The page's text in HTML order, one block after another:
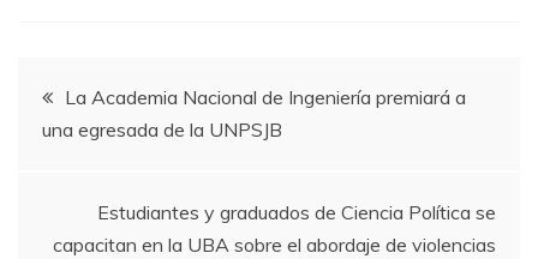
Navegación
de
entradas
La Academia Nacional de Ingeniería premiará a
una egresada de la UNPSJB
Estudiantes y graduados de Ciencia Política se
capacitan en la UBA sobre el abordaje de violencias